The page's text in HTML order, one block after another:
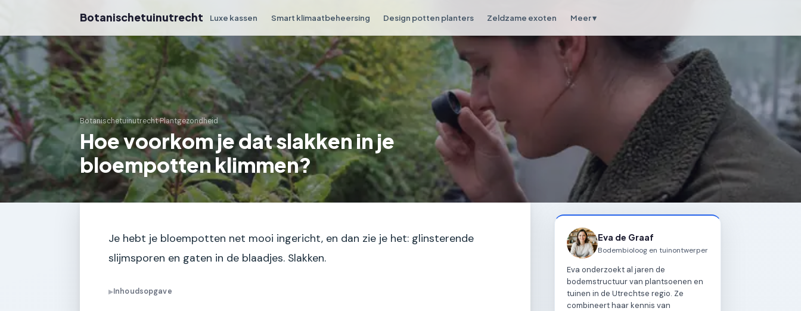
Botanischetuinutrecht Luxe kassen Smart klimaatbeheersing Design potten planters Zeldzame exoten Meer ▾
Botanischetuinutrecht›Plantgezondheid
Hoe voorkom je dat slakken in je
bloempotten klimmen?
Je hebt je bloempotten net mooi ingericht, en dan zie je het: glinsterende
slijmsporen en gaten in de blaadjes. Slakken.
▶Inhoudsopgave
Eva de Graaf
Bodembioloog en tuinontwerper
Eva onderzoekt al jaren de
bodemstructuur van plantsoenen en
tuinen in de Utrechtse regio. Ze
combineert haar kennis van